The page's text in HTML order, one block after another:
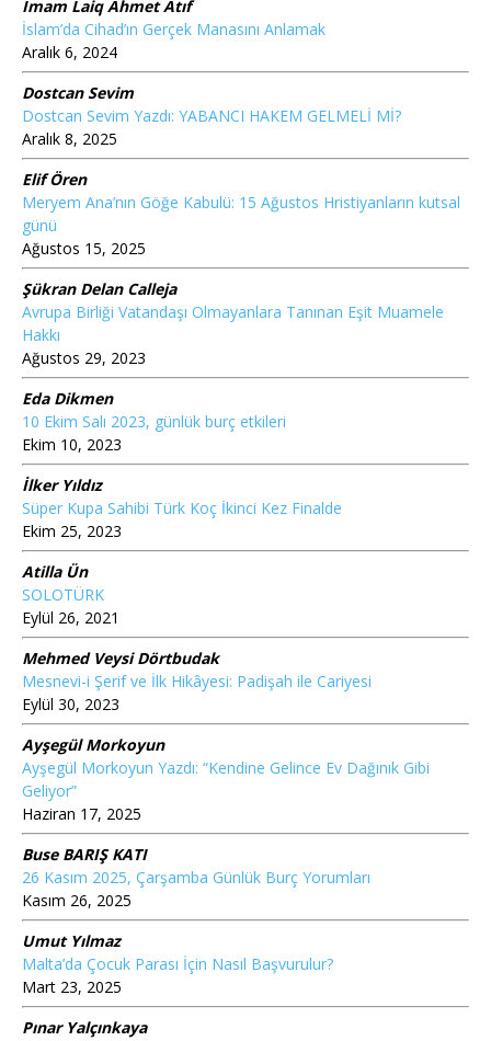
İmam Laiq Ahmet Atıf
İslam’da Cihad’ın Gerçek Manasını Anlamak
Aralık 6, 2024
Dostcan Sevim
Dostcan Sevim Yazdı: YABANCI HAKEM GELMELİ Mİ?
Aralık 8, 2025
Elif Ören
Meryem Ana’nın Göğe Kabulü: 15 Ağustos Hristiyanların kutsal
günü
Ağustos 15, 2025
Şükran Delan Calleja
Avrupa Birliği Vatandaşı Olmayanlara Tanınan Eşit Muamele
Hakkı
Ağustos 29, 2023
Eda Dikmen
10 Ekim Salı 2023, günlük burç etkileri
Ekim 10, 2023
İlker Yıldız
Süper Kupa Sahibi Türk Koç İkinci Kez Finalde
Ekim 25, 2023
Atilla Ün
SOLOTÜRK
Eylül 26, 2021
Mehmed Veysi Dörtbudak
Mesnevi-i Şerif ve İlk Hikâyesi: Padişah ile Cariyesi
Eylül 30, 2023
Ayşegül Morkoyun
Ayşegül Morkoyun Yazdı: “Kendine Gelince Ev Dağınık Gibi
Geliyor”
Haziran 17, 2025
Buse BARIŞ KATI
26 Kasım 2025, Çarşamba Günlük Burç Yorumları
Kasım 26, 2025
Umut Yılmaz
Malta’da Çocuk Parası İçin Nasıl Başvurulur?
Mart 23, 2025
Pınar Yalçınkaya